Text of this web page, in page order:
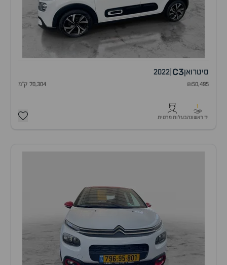
סיטרואןC3
2022
₪50,495 70,304 ק"מ
1
יד ראשונהבעלות פרטית